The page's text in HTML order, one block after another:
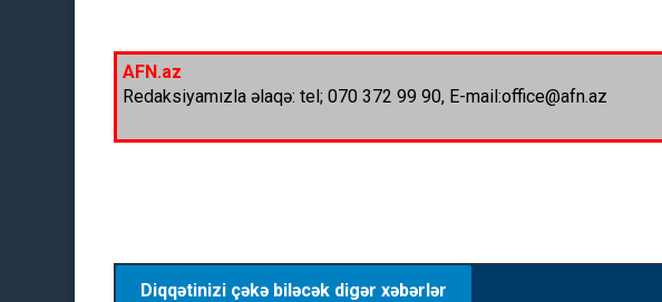
AFN.az
Redaksiyamızla əlaqə: tel; 070 372 99 90, E-mail:office@afn.az
Diqqətinizi çəkə biləcək digər xəbərlər